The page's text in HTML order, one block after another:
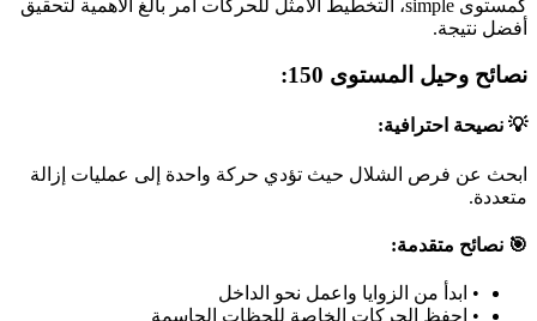
كمستوى simple، التخطيط الأمثل للحركات أمر بالغ الأهمية لتحقيق
أفضل نتيجة.
نصائح وحيل المستوى 150:
💡 نصيحة احترافية:
ابحث عن فرص الشلال حيث تؤدي حركة واحدة إلى عمليات إزالة
متعددة.
🎯 نصائح متقدمة:
• ابدأ من الزوايا واعمل نحو الداخل
• احفظ الحركات الخاصة للحظات الحاسمة